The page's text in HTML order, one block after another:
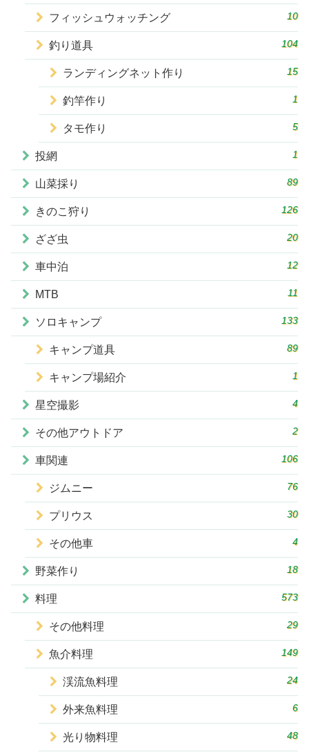
フィッシュウォッチング 10
釣り道具 104
ランディングネット作り 15
釣竿作り 1
タモ作り 5
投網 1
山菜採り 89
きのこ狩り 126
ざざ虫 20
車中泊 12
MTB 11
ソロキャンプ 133
キャンプ道具 89
キャンプ場紹介 1
星空撮影 4
その他アウトドア 2
車関連 106
ジムニー 76
プリウス 30
その他車 4
野菜作り 18
料理 573
その他料理 29
魚介料理 149
渓流魚料理 24
外来魚料理 6
光り物料理 48